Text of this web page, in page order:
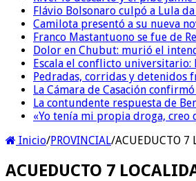
Flávio Bolsonaro culpó a Lula
Camilota presentó a su nueva
Franco Mastantuono se fue de
Dolor en Chubut: murió el
Escala el conflicto
Pedradas, corridas y detenidos
La Cámara de Casación
La contundente respuesta de
«Yo tenía mi propia droga, creo
Inicio/PROVINCIAL/ACUEDUCTO 7
ACUEDUCTO 7